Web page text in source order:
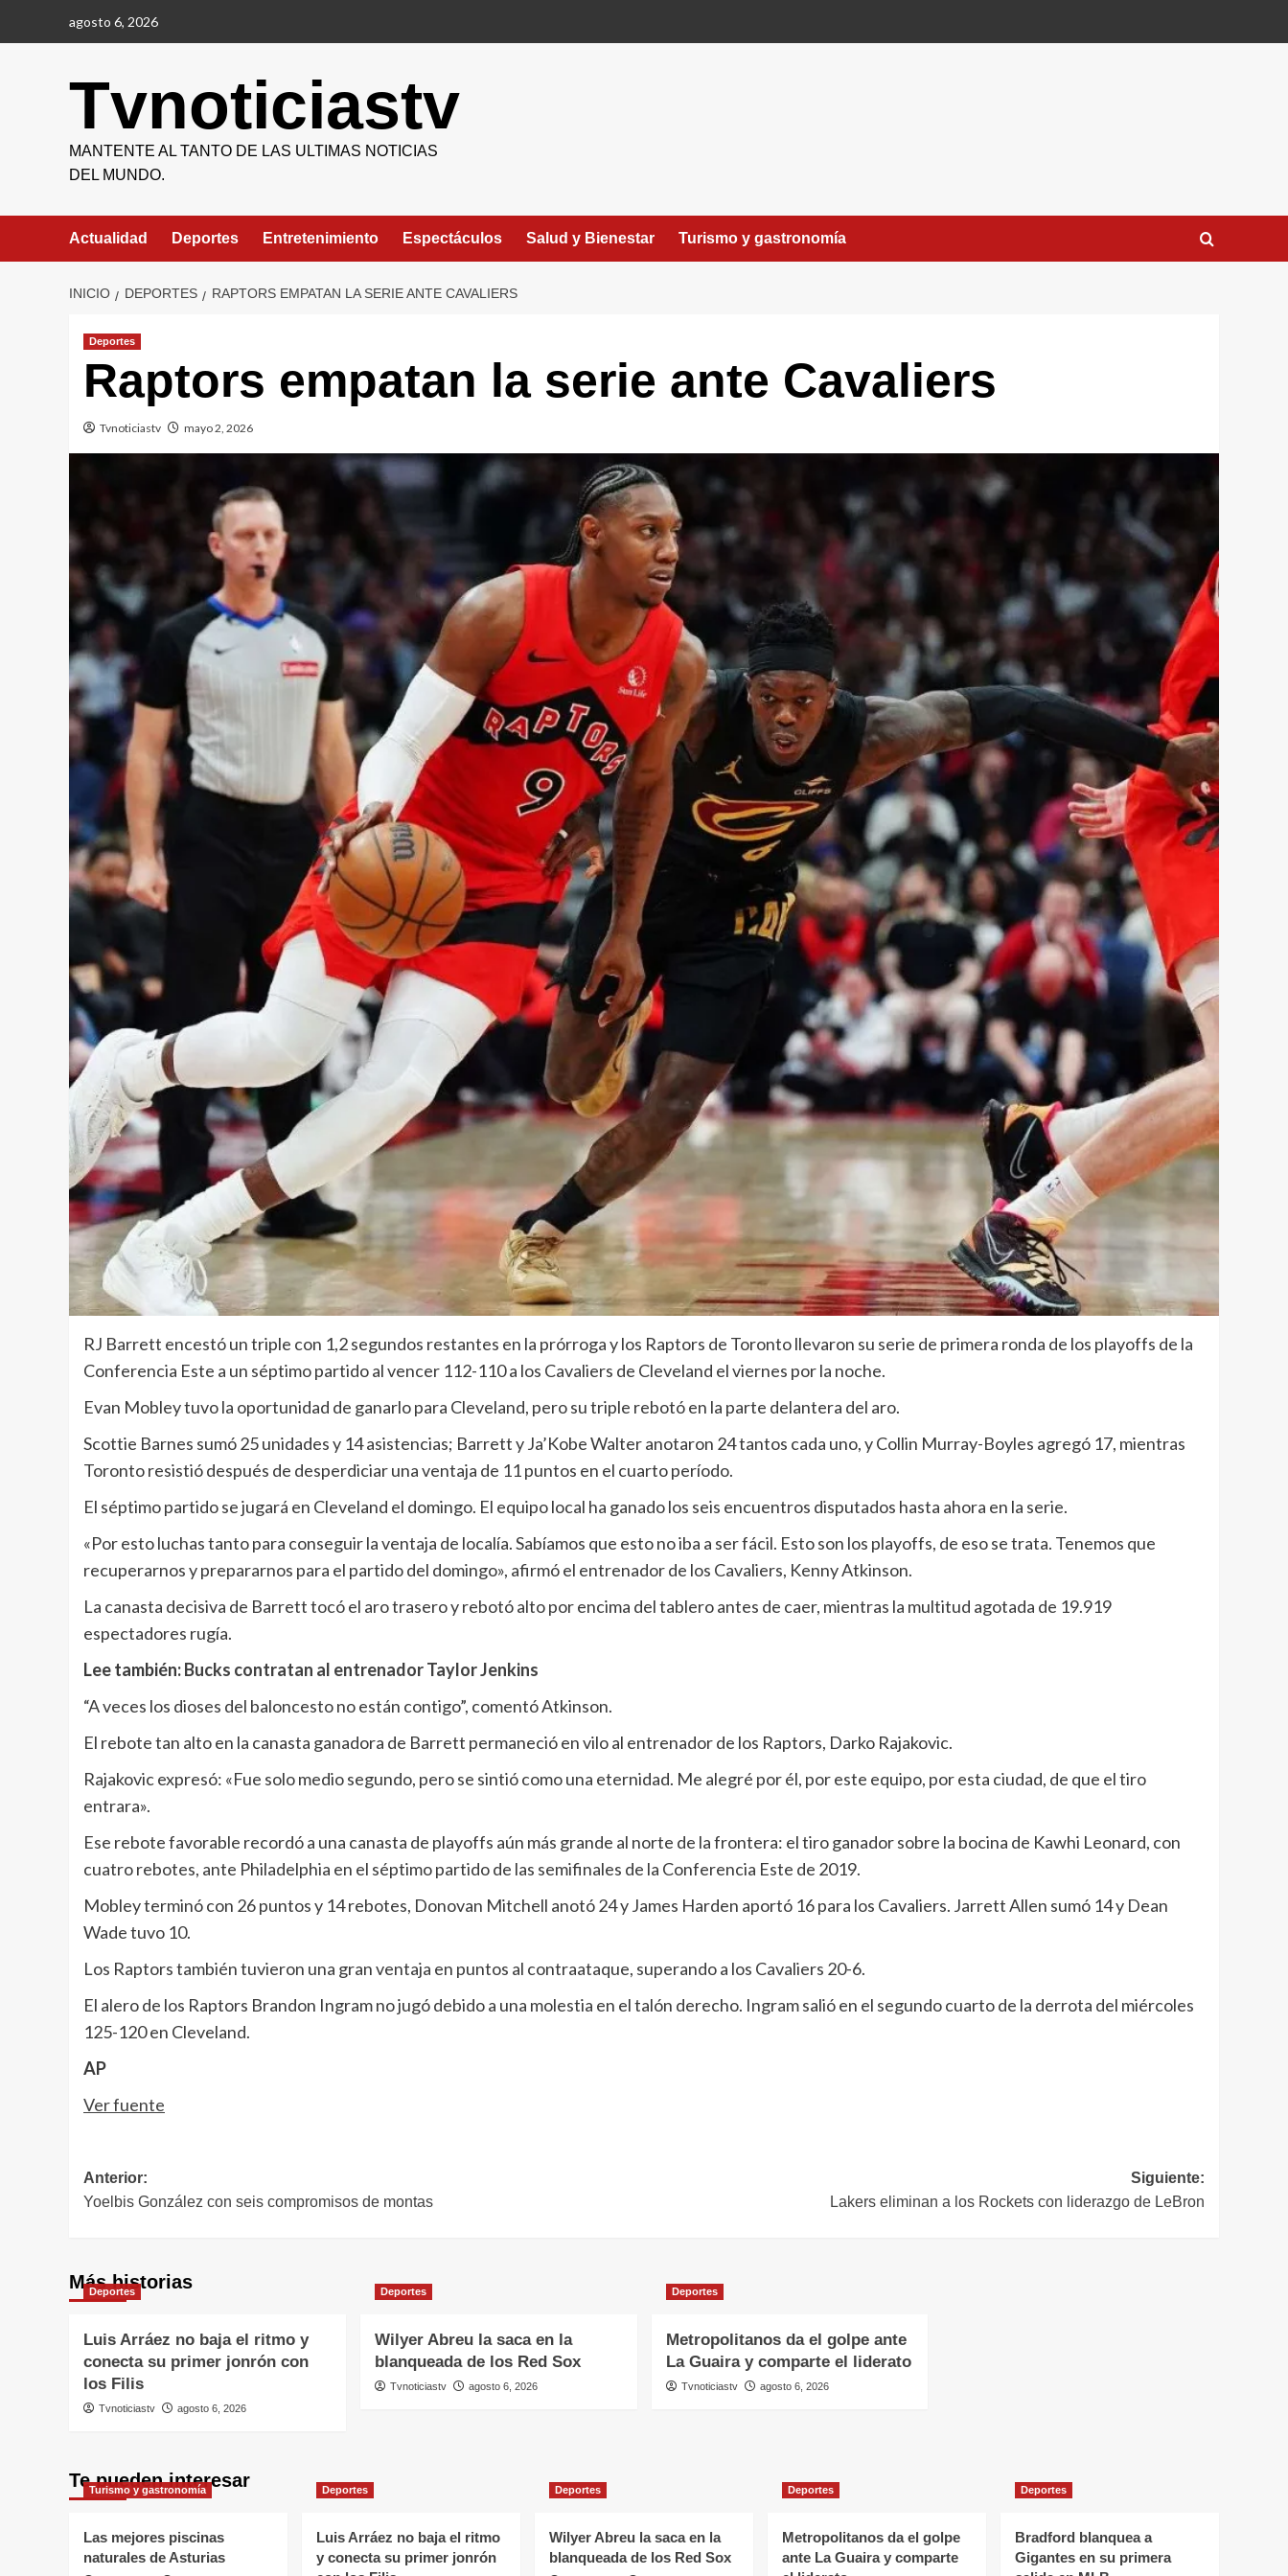
agosto 6, 2026
Tvnoticiastv
MANTENTE AL TANTO DE LAS ULTIMAS NOTICIAS
DEL MUNDO.
Actualidad Deportes Entretenimiento Espectáculos Salud y Bienestar Turismo y gastronomía
INICIO DEPORTES RAPTORS EMPATAN LA SERIE ANTE CAVALIERS
Deportes
Raptors empatan la serie ante Cavaliers
Tvnoticiastv mayo 2, 2026
RJ Barrett encestó un triple con 1,2 segundos restantes en la prórroga y los Raptors de Toronto llevaron su serie de primera ronda de los playoffs de la
Conferencia Este a un séptimo partido al vencer 112-110 a los Cavaliers de Cleveland el viernes por la noche.
Evan Mobley tuvo la oportunidad de ganarlo para Cleveland, pero su triple rebotó en la parte delantera del aro.
Scottie Barnes sumó 25 unidades y 14 asistencias; Barrett y Ja’Kobe Walter anotaron 24 tantos cada uno, y Collin Murray-Boyles agregó 17, mientras
Toronto resistió después de desperdiciar una ventaja de 11 puntos en el cuarto período.
El séptimo partido se jugará en Cleveland el domingo. El equipo local ha ganado los seis encuentros disputados hasta ahora en la serie.
«Por esto luchas tanto para conseguir la ventaja de localía. Sabíamos que esto no iba a ser fácil. Esto son los playoffs, de eso se trata. Tenemos que
recuperarnos y prepararnos para el partido del domingo», afirmó el entrenador de los Cavaliers, Kenny Atkinson.
La canasta decisiva de Barrett tocó el aro trasero y rebotó alto por encima del tablero antes de caer, mientras la multitud agotada de 19.919
espectadores rugía.
Lee también:Bucks contratan al entrenador Taylor Jenkins
“A veces los dioses del baloncesto no están contigo”, comentó Atkinson.
El rebote tan alto en la canasta ganadora de Barrett permaneció en vilo al entrenador de los Raptors, Darko Rajakovic.
Rajakovic expresó: «Fue solo medio segundo, pero se sintió como una eternidad. Me alegré por él, por este equipo, por esta ciudad, de que el tiro
entrara».
Ese rebote favorable recordó a una canasta de playoffs aún más grande al norte de la frontera: el tiro ganador sobre la bocina de Kawhi Leonard, con
cuatro rebotes, ante Philadelphia en el séptimo partido de las semifinales de la Conferencia Este de 2019.
Mobley terminó con 26 puntos y 14 rebotes, Donovan Mitchell anotó 24 y James Harden aportó 16 para los Cavaliers. Jarrett Allen sumó 14 y Dean
Wade tuvo 10.
Los Raptors también tuvieron una gran ventaja en puntos al contraataque, superando a los Cavaliers 20-6.
El alero de los Raptors Brandon Ingram no jugó debido a una molestia en el talón derecho. Ingram salió en el segundo cuarto de la derrota del miércoles
125-120 en Cleveland.
AP
Ver fuente
Navegación
de
Anterior:
Yoelbis González con seis compromisos de montas
Siguiente:
Lakers eliminan a los Rockets con liderazgo de LeBron
Más historias
Deportes
Luis Arráez no baja el ritmo y
conecta su primer jonrón con
los Filis
Tvnoticiastv agosto 6, 2026
Deportes
Wilyer Abreu la saca en la
blanqueada de los Red Sox
Tvnoticiastv agosto 6, 2026
Deportes
Metropolitanos da el golpe ante
La Guaira y comparte el liderato
Tvnoticiastv agosto 6, 2026
Te pueden interesar
Turismo y gastronomía
Las mejores piscinas
naturales de Asturias
Deportes
Luis Arráez no baja el ritmo
y conecta su primer jonrón
Deportes
Wilyer Abreu la saca en la
blanqueada de los Red Sox
Deportes
Metropolitanos da el golpe
ante La Guaira y comparte
Deportes
Bradford blanquea a
Gigantes en su primera